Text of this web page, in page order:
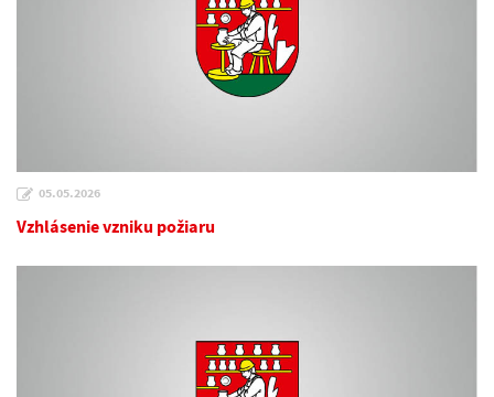
05.05.2026
Vzhlásenie vzniku požiaru